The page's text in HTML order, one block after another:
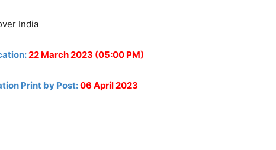
India
22 March 2023 (05:00 PM)
Print by Post:06 April 2023